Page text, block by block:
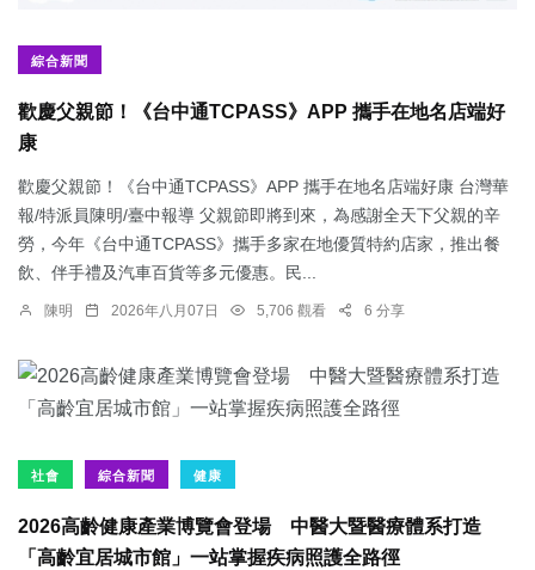
綜合新聞
歡慶父親節！《台中通TCPASS》APP 攜手在地名店端好
康
歡慶父親節！《台中通TCPASS》APP 攜手在地名店端好康 台灣華
報/特派員陳明/臺中報導 父親節即將到來，為感謝全天下父親的辛
勞，今年《台中通TCPASS》攜手多家在地優質特約店家，推出餐
飲、伴手禮及汽車百貨等多元優惠。民...
陳明 2026年八月07日 5,706 觀看 6 分享
社會 綜合新聞 健康
2026高齡健康產業博覽會登場 中醫大暨醫療體系打造
「高齡宜居城市館」一站掌握疾病照護全路徑